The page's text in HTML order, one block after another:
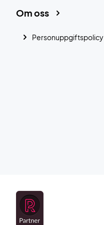
Om oss
Personuppgiftspolicy